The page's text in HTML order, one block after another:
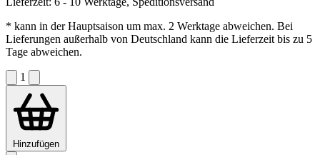
* kann in der Hauptsaison um max. 2 Werktage abweichen. Bei
Lieferungen außerhalb von Deutschland kann die Lieferzeit bis zu 5
Tage abweichen.
1
Hinzufügen